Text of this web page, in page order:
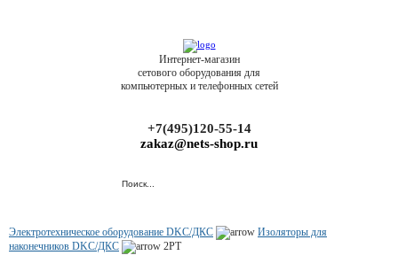
Интернет-магазин
сетового оборудования для
компьютерных и телефонных сетей
+7(495)120-55-14
zakaz@nets-shop.ru
Электротехническое оборудование DKC/ДКС
Изоляторы для
наконечников DKC/ДКС
2PT